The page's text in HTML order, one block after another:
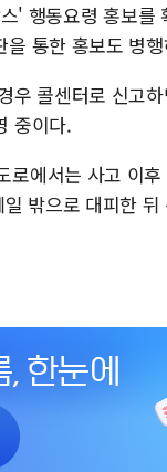
' 행동요령 홍보를
통한 홍보도 병
우 콜센터로 신고
중이다.
에서는 사고 이
밖으로 대피한